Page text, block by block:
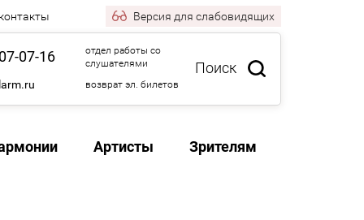
Версия для слабовидящих
Поиск
07-16
отдел работы со
слушателями
возврат эл. билетов
Артисты Зрителям